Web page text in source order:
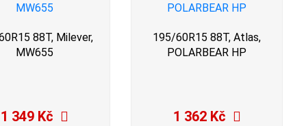
88T, Milever,
MW655
1 349 Kč
195/60R15 88T, Atlas,
POLARBEAR HP
1 362 Kč